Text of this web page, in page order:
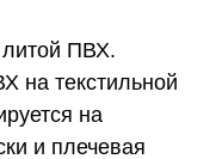
ПВХ.
на текстильной
на
и плечевая